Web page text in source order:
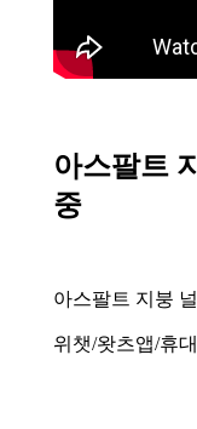
아스팔트
중
아스팔트 지붕
위챗/왓츠앱/휴